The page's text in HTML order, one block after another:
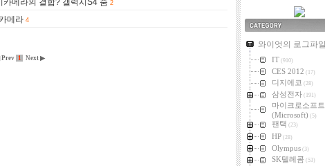
와이엇의 로그파일
메라의 결합? 갤럭시S4 줌 2
메라 4
1 Next ▶
카테고리
와이엇의 로그파일
IT (910)
CES 2012 (17)
디지에코 (28)
삼성전자 (191)
마이크로소프트
(Microsoft) (5)
팬택 (23)
HP (28)
Olympus (3)
SK텔레콤 (53)